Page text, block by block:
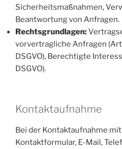
Sicherheitsmaßnahmen,
Beantwortung von Anfragen.
Rechtsgrundlagen:
vorvertragliche Anfragen (Art.
DSGVO), Berechtigte
DSGVO).
Kontaktaufnahme
Bei der Kontaktaufnahme mit
Kontaktformular, E-Mail,